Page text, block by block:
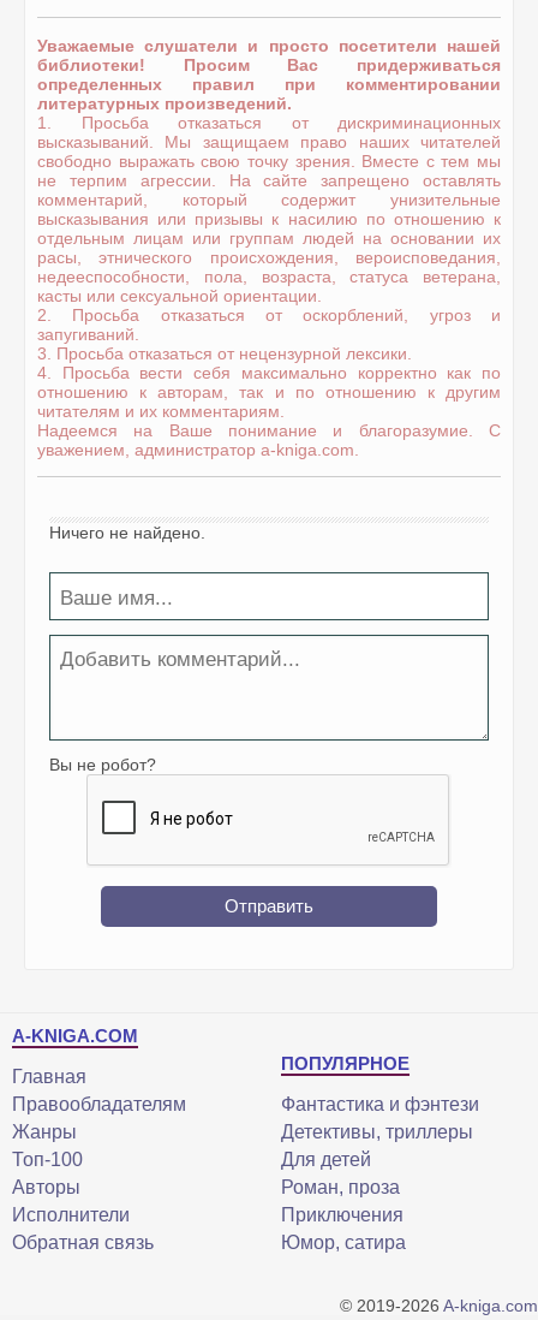
Уважаемые слушатели и просто посетители нашей
библиотеки! Просим Вас придерживаться
определенных правил при комментировании
литературных произведений.
1. Просьба отказаться от дискриминационных
высказываний. Мы защищаем право наших читателей
свободно выражать свою точку зрения. Вместе с тем мы
не терпим агрессии. На сайте запрещено оставлять
комментарий, который содержит унизительные
высказывания или призывы к насилию по отношению к
отдельным лицам или группам людей на основании их
расы, этнического происхождения, вероисповедания,
недееспособности, пола, возраста, статуса ветерана,
касты или сексуальной ориентации.
2. Просьба отказаться от оскорблений, угроз и
запугиваний.
3. Просьба отказаться от нецензурной лексики.
4. Просьба вести себя максимально корректно как по
отношению к авторам, так и по отношению к другим
читателям и их комментариям.
Надеемся на Ваше понимание и благоразумие. С
уважением, администратор a-kniga.com.
Ничего не найдено.
Вы не робот?
Отправить
A-KNIGA.COM
Главная
Правообладателям
Жанры
Топ-100
Авторы
Исполнители
Обратная связь
ПОПУЛЯРНОЕ
Фантастика и фэнтези
Детективы, триллеры
Для детей
Роман, проза
Приключения
Юмор, сатира
© 2019-2026 A-kniga.com